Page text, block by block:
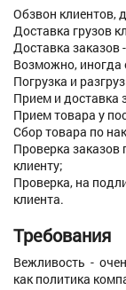
Обзвон клиентов,
Доставка грузов
Доставка заказов
Возможно, иногда
Погрузка и
Прием и доставка
Прием товара у
Сбор товара по
Проверка заказов
клиенту;
Проверка, на
клиента.
Требования
Вежливость -
как политика